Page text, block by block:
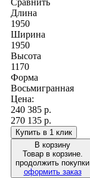
Длина
1950
Ширина
1950
Высота
1170
Форма
Восьмигранная
Цена:
240 385 р.
270 135 р.
Купить в 1 клик
В корзину
Товар в корзине.
продолжить покупки
оформить заказ